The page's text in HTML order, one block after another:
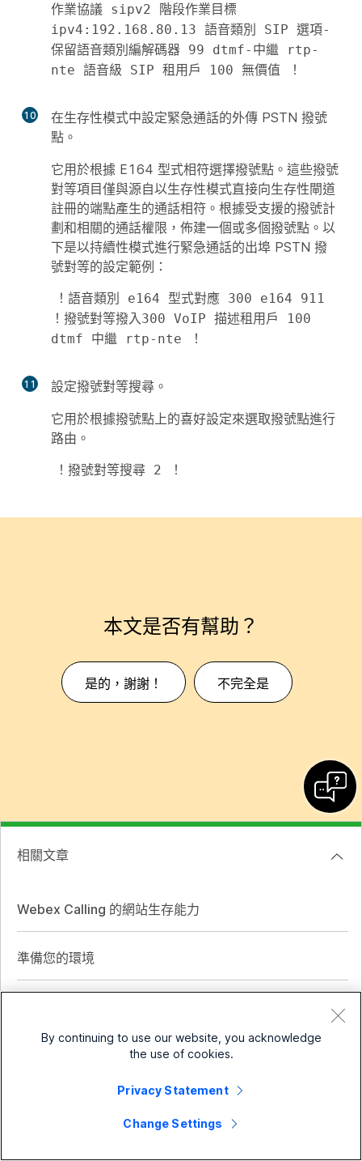
作業協議 sipv2 階段作業目標
ipv4:192.168.80.13 語音類別 SIP 選項-
保留語音類別編解碼器 99 dtmf-中繼 rtp-
nte 語音級 SIP 租用戶 100 無價值 ！
10
在生存性模式中設定緊急通話的外傳 PSTN 撥號
點。
它用於根據 E164 型式相符選擇撥號點。這些撥號
對等項目僅與源自以生存性模式直接向生存性閘道
註冊的端點產生的通話相符。根據受支援的撥號計
劃和相關的通話權限，佈建一個或多個撥號點。以
下是以持續性模式進行緊急通話的出埠 PSTN 撥
號對等的設定範例：
！語音類別 e164 型式對應 300 e164 911
！撥號對等撥入300 VoIP 描述租用戶 100
dtmf 中繼 rtp-nte ！
11
設定撥號對等搜尋。
它用於根據撥號點上的喜好設定來選取撥號點進行
路由。
！撥號對等搜尋 2 ！
本文是否有幫助？
是的，謝謝！ 不完全是
相關文章
Webex Calling 的網站生存能力
準備您的環境
為您的組織設定 Webex Calling
By continuing to use our website, you acknowledge
the use of cookies.
Privacy Statement
Change Settings